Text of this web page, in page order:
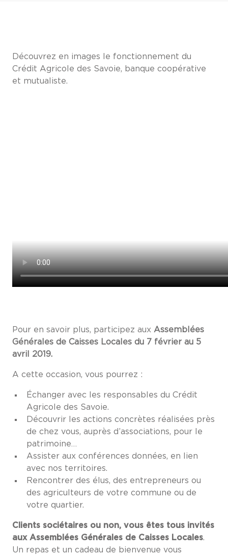
Découvrez en images le fonctionnement du
Crédit Agricole des Savoie, banque coopérative
et mutualiste.
Pour en savoir plus, participez aux Assemblées
Générales de Caisses Locales du 7 février au 5
avril 2019.
A cette occasion, vous pourrez :
Échanger avec les responsables du Crédit
Agricole des Savoie.
Découvrir les actions concrètes réalisées près
de chez vous, auprès d’associations, pour le
patrimoine…
Assister aux conférences données, en lien
avec nos territoires.
Rencontrer des élus, des entrepreneurs ou
des agriculteurs de votre commune ou de
votre quartier.
Clients sociétaires ou non, vous êtes tous invités
aux Assemblées Générales de Caisses Locales.
Un repas et un cadeau de bienvenue vous